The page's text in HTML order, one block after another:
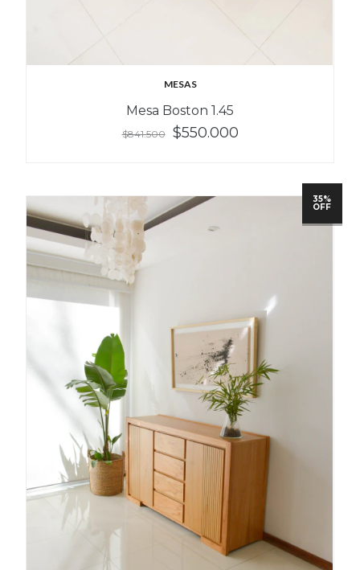
MESAS
Mesa Boston 1.45
$841.500 $550.000
35%
OFF